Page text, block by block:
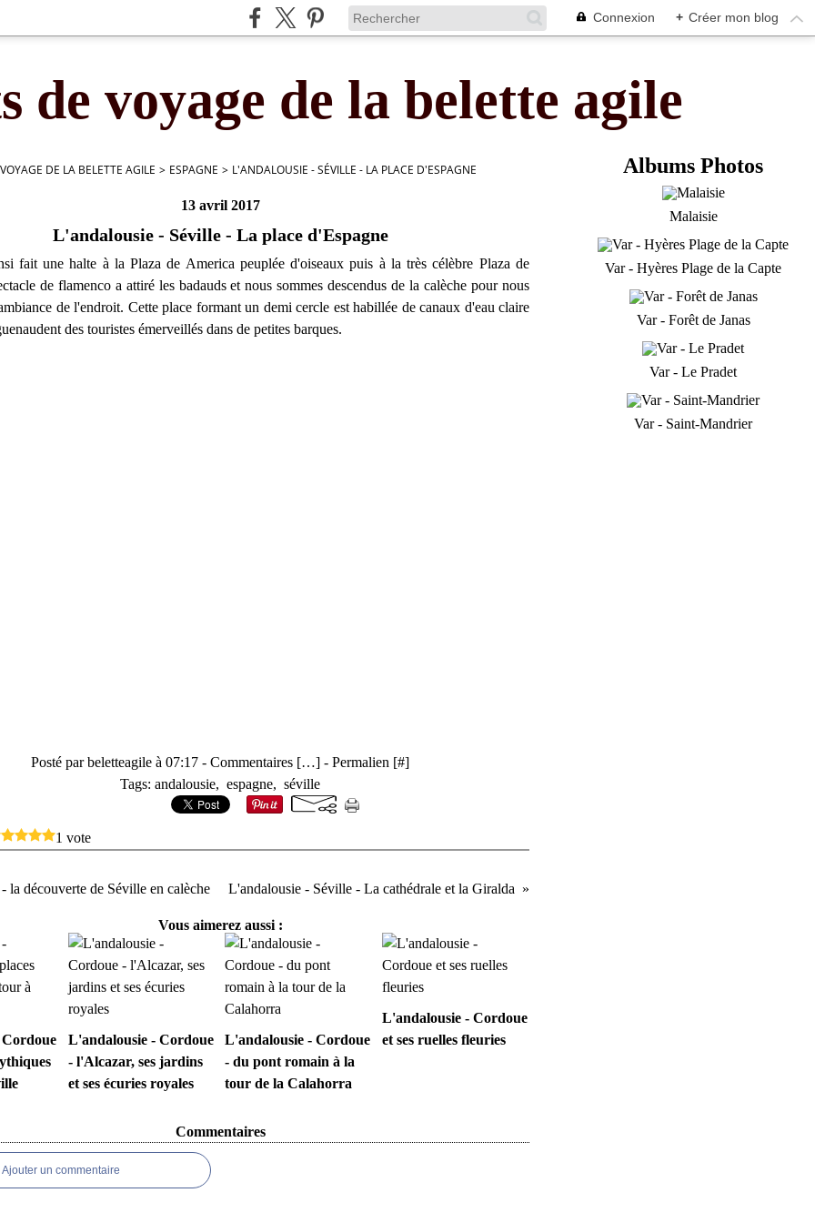
Connexion + Créer mon blog
de voyage de la belette agile
DE LA BELETTE AGILE > ESPAGNE > L'ANDALOUSIE - SÉVILLE - LA PLACE D'ESPAGNE
13 avril 2017
L'andalousie - Séville - La place d'Espagne
fait une halte à la Plaza de America peuplée d'oiseaux puis à la très célèbre Plaza de
de flamenco a attiré les badauds et nous sommes descendus de la calèche pour nous
de l'endroit. Cette place formant un demi cercle est habillée de canaux d'eau claire
des touristes émerveillés dans de petites barques.
Posté par beletteagile à 07:17 - Commentaires […] - Permalien [#]
Tags: andalousie, espagne, séville
1 vote
la découverte de Séville en calèche L'andalousie - Séville - La cathédrale et la Giralda
Vous aimerez aussi :
L'andalousie - Cordoue
- l'Alcazar, ses jardins
et ses écuries royales
L'andalousie - Cordoue
- du pont romain à la
tour de la Calahorra
L'andalousie - Cordoue
et ses ruelles fleuries
Commentaires
Ajouter un commentaire
Albums Photos
Malaisie
Var - Hyères Plage de la Capte
Var - Forêt de Janas
Var - Le Pradet
Var - Saint-Mandrier